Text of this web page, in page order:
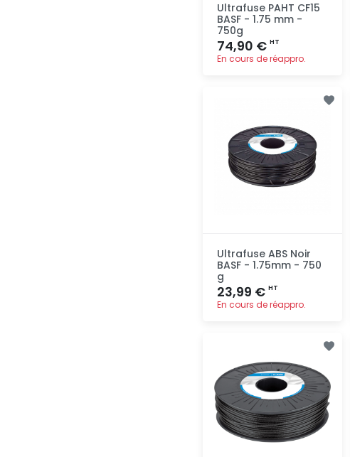
Ultrafuse PAHT CF15
BASF - 1.75 mm -
750g
74,90 € HT
En cours de réappro.
Ultrafuse ABS Noir
BASF - 1.75mm - 750
g
23,99 € HT
En cours de réappro.